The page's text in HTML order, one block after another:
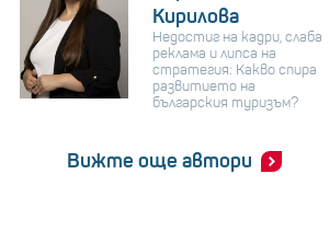
Кирилова
Недостиг на кадри, слаба
реклама и липса на
стратегия: Какво спира
развитието на
българския туризъм?
Вижте още автори